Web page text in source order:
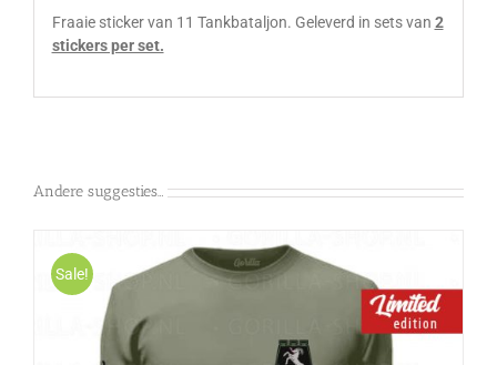
Fraaie sticker van 11 Tankbataljon. Geleverd in sets van 2
stickers per set.
Andere suggesties…
Sale!